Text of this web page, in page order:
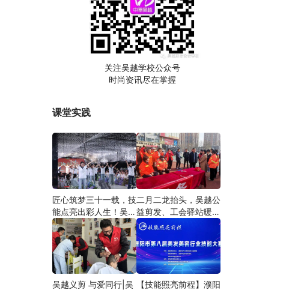
关注吴越学校公众号
时尚资讯尽在掌握
课堂实践
匠心筑梦三十一载，技
能点亮出彩人生！吴越
学校2026年学员学习
成果汇报会圆满成功！
二月二龙抬头，吴越公
益剪发、工会驿站暖人
心——义务剪发情暖户
外劳动者
吴越义剪 与爱同行|吴
【技能照亮前程】濮阳